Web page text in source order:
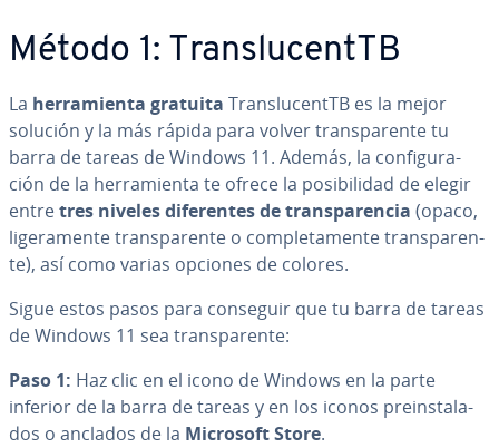
Método 1: Tra­n­s­lu­ce­n­t­TB
La he­rra­mie­n­ta gratuita Tra­n­s­lu­ce­n­t­TB es la mejor
solución y la más rápida para volver tra­n­s­pa­re­n­te tu
barra de tareas de Windows 11. Además, la co­n­fi­gu­ra­
ción de la he­rra­mie­n­ta te ofrece la po­si­bi­li­dad de elegir
entretres niveles di­fe­re­n­tes de tra­n­s­pa­re­n­cia (opaco,
li­ge­ra­me­n­te tra­n­s­pa­re­n­te o co­m­ple­ta­me­n­te tra­n­s­pa­re­n­
te), así como varias opciones de colores.
Sigue estos pasos para conseguir que tu barra de tareas
de Windows 11 sea tra­n­s­pa­re­n­te:
Paso 1: Haz clic en el icono de Windows en la parte
inferior de la barra de tareas y en los iconos prei­n­s­ta­la­
dos o anclados de la Microsoft Store.